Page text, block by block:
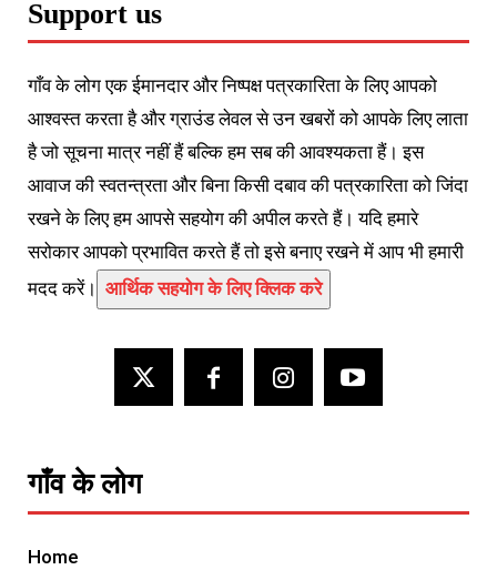
Support us
गाँव के लोग एक ईमानदार और निष्पक्ष पत्रकारिता के लिए आपको
आश्वस्त करता है और ग्राउंड लेवल से उन खबरों को आपके लिए लाता
है जो सूचना मात्र नहीं हैं बल्कि हम सब की आवश्यकता हैं। इस
आवाज की स्वतन्त्रता और बिना किसी दबाव की पत्रकारिता को जिंदा
रखने के लिए हम आपसे सहयोग की अपील करते हैं। यदि हमारे
सरोकार आपको प्रभावित करते हैं तो इसे बनाए रखने में आप भी हमारी
मदद करें। आर्थिक सहयोग के लिए क्लिक करे
गाँव के लोग
Home